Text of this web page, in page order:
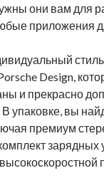
они вам для
приложения
Design,
и прекрасно
упаковке, вы
премиум
зарядных